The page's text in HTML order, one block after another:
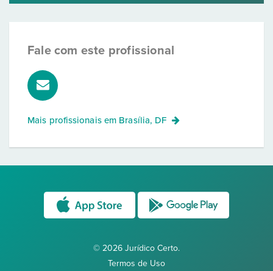
Fale com este profissional
Mais profissionais em Brasília, DF
© 2026 Jurídico Certo.
Termos de Uso